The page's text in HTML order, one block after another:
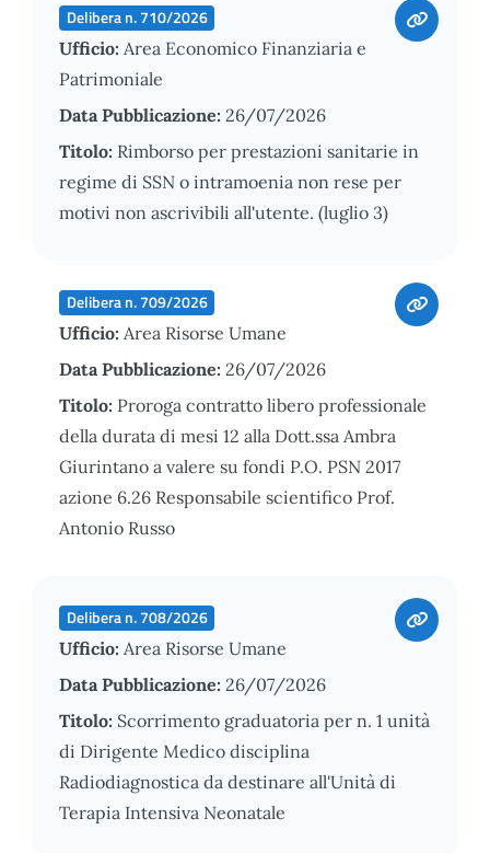
Delibera n. 710/2026
Ufficio: Area Economico Finanziaria e
Patrimoniale
Data Pubblicazione: 26/07/2026
Titolo: Rimborso per prestazioni sanitarie in
regime di SSN o intramoenia non rese per
motivi non ascrivibili all'utente. (luglio 3)
Delibera n. 709/2026
Ufficio: Area Risorse Umane
Data Pubblicazione: 26/07/2026
Titolo: Proroga contratto libero professionale
della durata di mesi 12 alla Dott.ssa Ambra
Giurintano a valere su fondi P.O. PSN 2017
azione 6.26 Responsabile scientifico Prof.
Antonio Russo
Delibera n. 708/2026
Ufficio: Area Risorse Umane
Data Pubblicazione: 26/07/2026
Titolo: Scorrimento graduatoria per n. 1 unità
di Dirigente Medico disciplina
Radiodiagnostica da destinare all'Unità di
Terapia Intensiva Neonatale